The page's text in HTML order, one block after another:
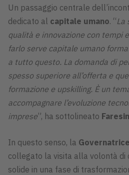
Un passaggio centrale
dedicato al capitale umano. “La
qualità e innovazione con tempi
farlo serve capitale umano
a tutto questo. La domanda di
spesso superiore all’offerta e
formazione e upskilling. È un
accompagnare l’evoluzione
imprese”, ha sottolineato Faresin
In questo senso, la Governatrice
collegato la visita alla volontà di
solide in una fase di